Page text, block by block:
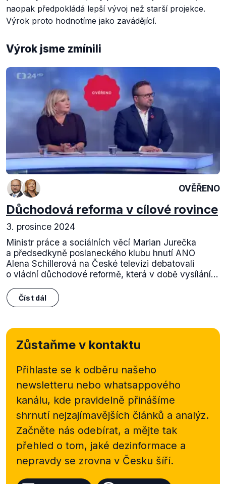
naopak předpokládá lepší vývoj než starší projekce.
Výrok proto hodnotíme jako zavádějící.
Výrok jsme zmínili
OVĚŘENO
Důchodová reforma v cílové rovince
3. prosince 2024
Ministr práce a sociálních věcí Marian Jurečka
a předsedkyně poslaneckého klubu hnutí ANO
Alena Schillerová na České televizi debatovali
o vládní důchodové reformě, která v době vysílání...
Číst dál
Zůstaňme v kontaktu
Přihlaste se k odběru našeho
newsletteru nebo whatsappového
kanálu, kde pravidelně přinášíme
shrnutí nejzajímavějších článků a analýz.
Začněte nás odebírat, a mějte tak
přehled o tom, jaké dezinformace a
nepravdy se zrovna v Česku šíří.